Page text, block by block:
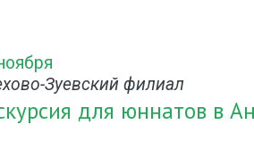
Зуевский филиал
для юннатов в